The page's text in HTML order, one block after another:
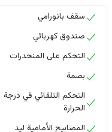
سقف بانورامي
صندوق كهربائي
التحكم على المنحدرات
بصمة
التحكم التلقائي في درجة
الحرارة
المصابيح الأمامية ليد